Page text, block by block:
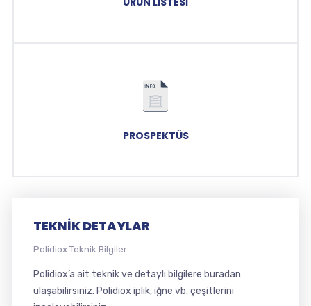
PROSPEKTÜS
TEKNIK DETAYLAR
Polidiox Teknik Bilgiler
Polidiox’a ait teknik ve detaylı bilgilere buradan
ulaşabilirsiniz. Polidiox iplik, iğne vb. çeşitlerini